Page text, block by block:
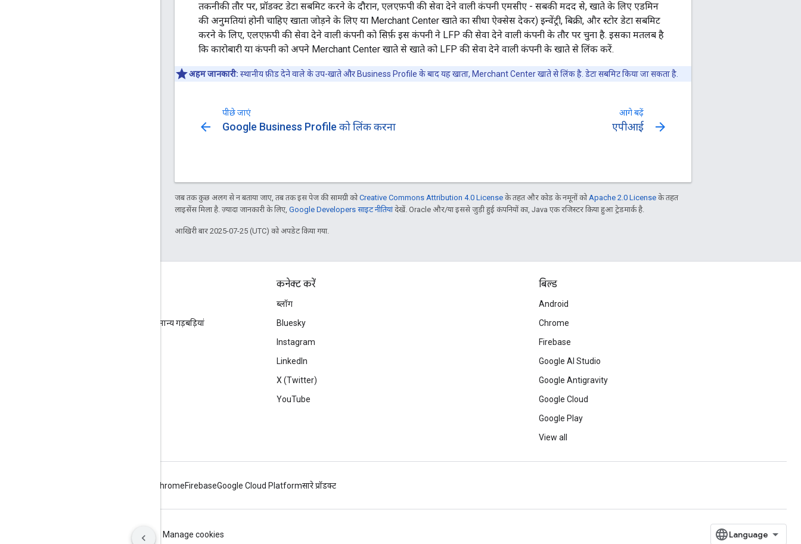
तकनीकी तौर पर, प्रॉडक्ट डेटा सबमिट करने के दौरान, एलएफ़पी की सेवा देने वाली कंपनी एमसीए - सबकी मदद से, खाते के लिए एडमिन
की अनुमतियां होनी चाहिए खाता जोड़ने के लिए या Merchant Center खाते का सीधा ऐक्सेस देकर) इन्वेंट्री, बिक्री, और स्टोर डेटा सबमिट
करने के लिए, एलएफ़पी की सेवा देने वाली कंपनी को सिर्फ़ इस कंपनी ने LFP की सेवा देने वाली कंपनी के तौर पर चुना है. इसका मतलब है
कि कारोबारी या कंपनी को अपने Merchant Center खाते से खाते को LFP की सेवा देने वाली कंपनी के खाते से लिंक करें.
अहम जानकारी: स्थानीय फ़ीड देने वाले के उप-खाते और Business Profile के बाद यह खाता, Merchant Center खाते से लिंक है. डेटा सबमिट किया जा सकता है.
पीछे जाएं
arrow_back Google Business Profile को लिंक करना
आगे बढ़ें
एपीआई arrow_forward
जब तक कुछ अलग से न बताया जाए, तब तक इस पेज की सामग्री कोCreative Commons Attribution 4.0 License के तहत और कोड के नमूनों कोApache 2.0 License के तहत
लाइसेंस मिला है. ज़्यादा जानकारी के लिए, Google Developers साइट नीतियांदेखें. Oracle और/या इससे जुड़ी हुई कंपनियों का, Java एक रजिस्टर किया हुआ ट्रेडमार्क है.
आखिरी बार 2025-07-25 (UTC) को अपडेट किया गया.
Google Content API for Shopping की सामान्य गड़बड़ियां
कनेक्ट करें
ब्लॉग
Bluesky
Instagram
LinkedIn
X (Twitter)
YouTube
बिल्ड
Android
Chrome
Firebase
Google AI Studio
Google Antigravity
Google Cloud
Google Play
View all
ChromeFirebaseGoogle Cloud Platformसारे प्रॉडक्ट
ICP证合字B2-20070004号 Manage cookies